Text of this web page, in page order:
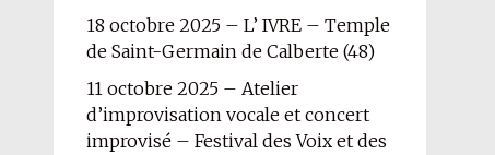
18 octobre 2025 – L’ IVRE – Temple
de Saint-Germain de Calberte (48)
11 octobre 2025 – Atelier
d’improvisation vocale et concert
improvisé – Festival des Voix et des